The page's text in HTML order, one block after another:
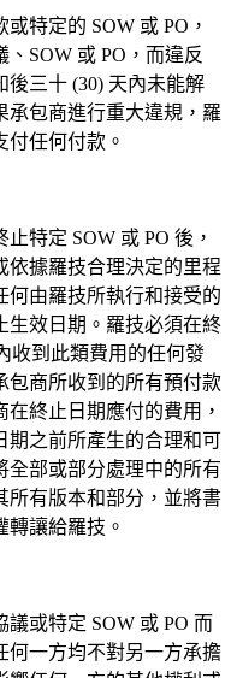
特定的 SOW 或 PO，
SOW 或 PO，而違反
三十 (30) 天內未能解
承包商進行重大違規，羅
付任何付款。
特定 SOW 或 PO 後，
依據羅技合理決定的里程
何由羅技所執行和接受的
生效日期。羅技必須在終
收到此類費用的任何發
包商所收到的所有預付款
在終止日期應付的費用，
期之前所產生的合理和可
全部或部分處理中的所有
所有版本和部分，並將書
轉讓給羅技。
或特定 SOW 或 PO 而
何一方均不對另一方承擔